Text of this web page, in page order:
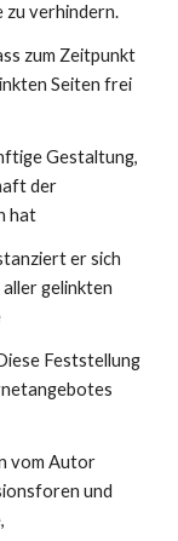
zu verhindern.
zum Zeitpunkt
Seiten frei
Gestaltung,
der
hat
er sich
gelinkten
Feststellung
vom Autor
und